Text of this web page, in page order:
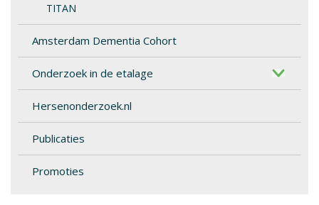
TITAN
Amsterdam Dementia Cohort
Onderzoek in de etalage
Hersenonderzoek.nl
Publicaties
Promoties